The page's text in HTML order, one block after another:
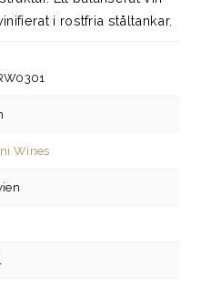
i rostfria ståltankar.
Wines